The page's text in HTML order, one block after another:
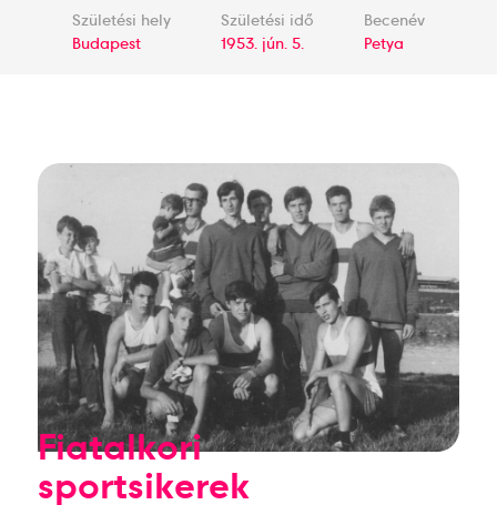
Születési hely
Budapest
Születési idő
1953. jún. 5.
Becenév
Petya
Fiatalkori
sportsikerek